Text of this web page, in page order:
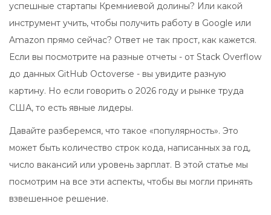
успешные стартапы Кремниевой долины? Или какой
инструмент учить, чтобы получить работу в Google или
Amazon прямо сейчас? Ответ не так прост, как кажется.
Если вы посмотрите на разные отчеты - от Stack Overflow
до данных GitHub Octoverse - вы увидите разную
картину. Но если говорить о 2026 году и рынке труда
США, то есть явные лидеры.
Давайте разберемся, что такое «популярность». Это
может быть количество строк кода, написанных за год,
число вакансий или уровень зарплат. В этой статье мы
посмотрим на все эти аспекты, чтобы вы могли принять
взвешенное решение.